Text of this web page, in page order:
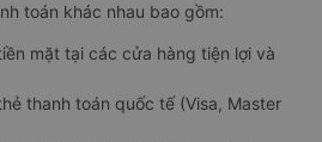
toán khác nhau bao gồm:
mặt tại các cửa hàng tiện lợi và
thanh toán quốc tế (Visa, Master